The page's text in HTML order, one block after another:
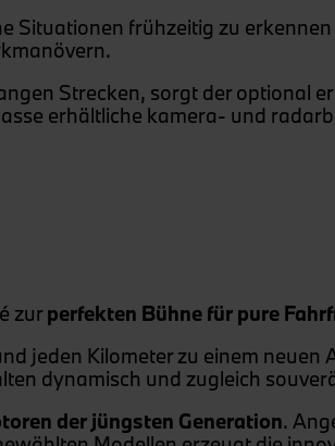
Situationen frühzeitig zu
Strecken, sorgt der optional
erhältliche kamera- und
zurperfekten Bühne für pure
jeden Kilometer zu einem
dynamisch und zugleich
der jüngsten Generation.